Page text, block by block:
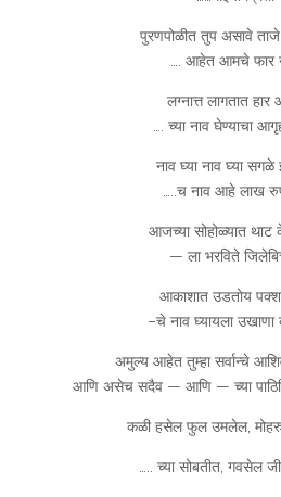
पुरणपोळीत तुप असावे
…. आहेत आमचे फार
लग्नात्त लागतात
…. च्या नाव घेण्याचा
नाव घ्या नाव घ्या सगळे
…..च नाव आहे लाख
आजच्या सोहोळ्यात
— ला भरविते
आकाशात उडतोय
–चे नाव घ्यायला उखाणा
अमुल्य आहेत तुम्हा सर्वान्चे
आणि असेच सदैव — आणि — च्या पाठिशि
कळी हसेल फुल उमलेल,
….. च्या सोबतीत, गवसेल